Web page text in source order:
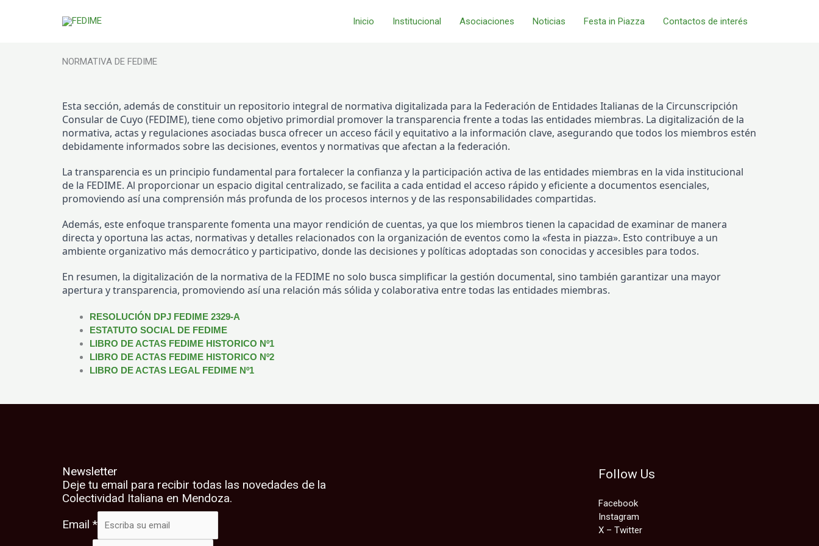
Inicio Institucional Asociaciones Noticias Festa in Piazza Contactos de interés
NORMATIVA DE FEDIME
Esta sección, además de constituir un repositorio integral de normativa digitalizada para la Federación de Entidades Italianas de la Circunscripción
Consular de Cuyo (FEDIME), tiene como objetivo primordial promover la transparencia frente a todas las entidades miembras. La digitalización de la
normativa, actas y regulaciones asociadas busca ofrecer un acceso fácil y equitativo a la información clave, asegurando que todos los miembros estén
debidamente informados sobre las decisiones, eventos y normativas que afectan a la federación.
La transparencia es un principio fundamental para fortalecer la confianza y la participación activa de las entidades miembras en la vida institucional
de la FEDIME. Al proporcionar un espacio digital centralizado, se facilita a cada entidad el acceso rápido y eficiente a documentos esenciales,
promoviendo así una comprensión más profunda de los procesos internos y de las responsabilidades compartidas.
Además, este enfoque transparente fomenta una mayor rendición de cuentas, ya que los miembros tienen la capacidad de examinar de manera
directa y oportuna las actas, normativas y detalles relacionados con la organización de eventos como la «festa in piazza». Esto contribuye a un
ambiente organizativo más democrático y participativo, donde las decisiones y políticas adoptadas son conocidas y accesibles para todos.
En resumen, la digitalización de la normativa de la FEDIME no solo busca simplificar la gestión documental, sino también garantizar una mayor
apertura y transparencia, promoviendo así una relación más sólida y colaborativa entre todas las entidades miembras.
RESOLUCIÓN DPJ FEDIME 2329-A
ESTATUTO SOCIAL DE FEDIME
LIBRO DE ACTAS FEDIME HISTORICO Nº1
LIBRO DE ACTAS FEDIME HISTORICO Nº2
LIBRO DE ACTAS LEGAL FEDIME Nº1
Newsletter
Deje tu email para recibir todas las novedades de la
Colectividad Italiana en Mendoza.
Email *
Follow Us
Facebook
Instagram
X – Twitter